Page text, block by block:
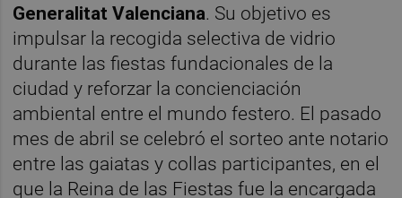
Generalitat Valenciana. Su objetivo es
impulsar la recogida selectiva de vidrio
durante las fiestas fundacionales de la
ciudad y reforzar la concienciación
ambiental entre el mundo festero. El pasado
mes de abril se celebró el sorteo ante notario
entre las gaiatas y collas participantes, en el
que la Reina de las Fiestas fue la encargada